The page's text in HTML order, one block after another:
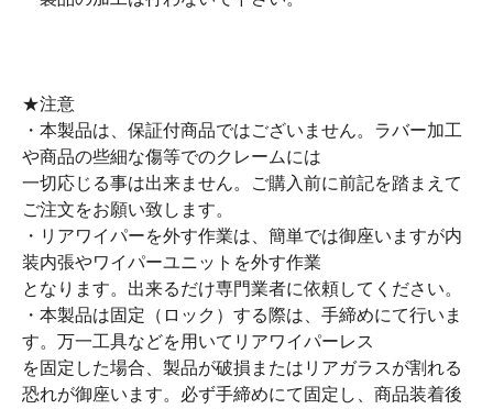
★注意
・本製品は、保証付商品ではございません。ラバー加工
や商品の些細な傷等でのクレームには
一切応じる事は出来ません。ご購入前に前記を踏まえて
ご注文をお願い致します。
・リアワイパーを外す作業は、簡単では御座いますが内
装内張やワイパーユニットを外す作業
となります。出来るだけ専門業者に依頼してください。
・本製品は固定（ロック）する際は、手締めにて行いま
す。万一工具などを用いてリアワイパーレス
を固定した場合、製品が破損またはリアガラスが割れる
恐れが御座います。必ず手締めにて固定し、商品装着後